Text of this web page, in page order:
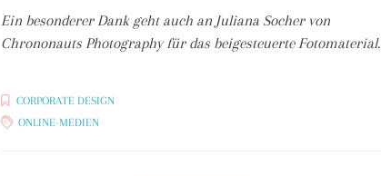
Ein besonderer Dank geht auch an Juliana Socher von
Chrononauts Photography für das beigesteuerte Fotomaterial.
CORPORATE DESIGN
ONLINE-MEDIEN